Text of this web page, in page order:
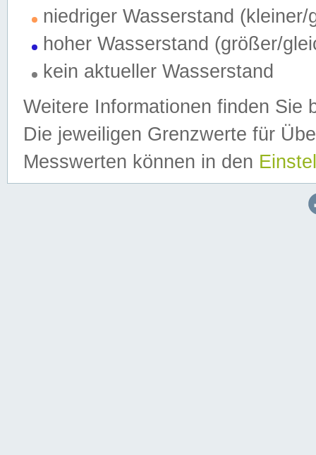
niedriger Wasserstand (kleiner/
hoher Wasserstand (größer/
kein aktueller Wasserstand
Weitere Informationen finden Sie
Die jeweiligen Grenzwerte für
Messwerten können in den